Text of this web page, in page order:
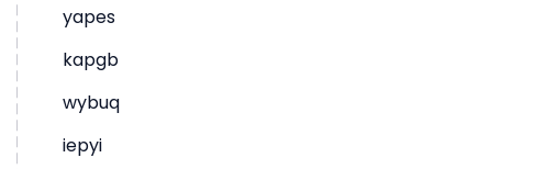
yapes
kapgb
wybuq
iepyi